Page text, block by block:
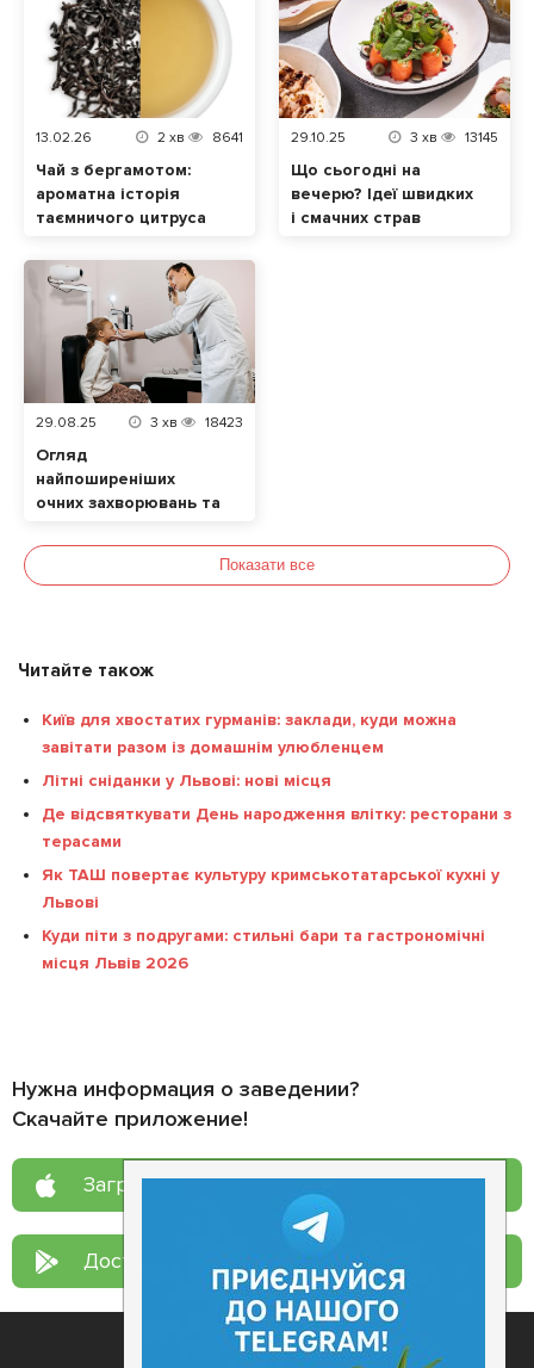
13.02.26 2 хв 8641
Чай з бергамотом:
ароматна історія
таємничого цитруса
29.10.25 3 хв 13145
Що сьогодні на
вечерю? Ідеї швидких
і смачних страв
29.08.25 3 хв 18423
Огляд
найпоширеніших
очних захворювань та
продукти позитивно
Показати все
Читайте також
Київ для хвостатих гурманів: заклади, куди можна
завітати разом із домашнім улюбленцем
Літні сніданки у Львові: нові місця
Де відсвяткувати День народження влітку: ресторани з
терасами
Як ТАШ повертає культуру кримськотатарської кухні у
Львові
Куди піти з подругами: стильні бари та гастрономічні
місця Львів 2026
Нужна информация о заведении?
Скачайте приложение!
Загрузите в App Store
Доступно в Google Play